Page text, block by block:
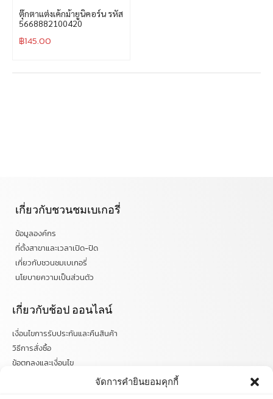
จัดการคำยินยอมคุกกี้
ตุ๊กตาแต่งเค้กม้ายูนิคอร์น รหัส
5668882100420
฿145.00
เกี่ยวกับชวนชมเบเกอรี่
ข้อมูลองค์กร
ที่ตั้งสาขาและเวลาเปิด-ปิด
เกี่ยวกับชวนชมเบเกอรี่
นโยบายความเป็นส่วนตัว
เกี่ยวกับช้อป ออนไลน์
เงื่อนไขการรับประกันและคืนสินค้า
วิธีการสั่งซื้อ
ข้อตกลงและเงื่อนไข